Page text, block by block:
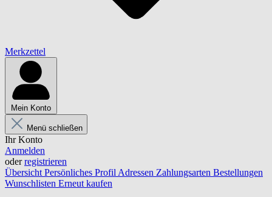
Merkzettel
Mein Konto
Menü schließen
Ihr Konto
Anmelden
oderregistrieren
Übersicht Persönliches Profil Adressen Zahlungsarten Bestellungen
Wunschlisten Erneut kaufen